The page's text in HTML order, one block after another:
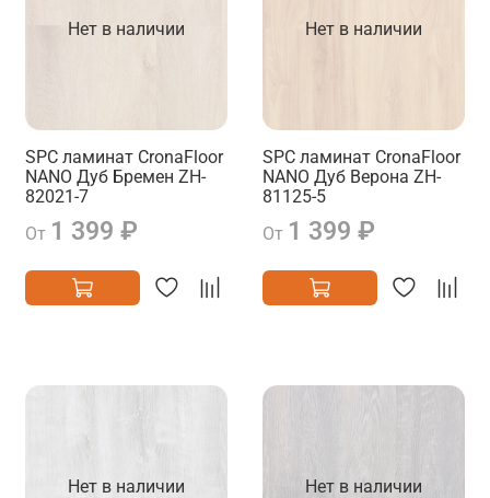
Нет в наличии
SPC ламинат CronaFloor
NANO Дуб Бремен ZH-
82021-7
От 1 399 ₽
Нет в наличии
SPC ламинат CronaFloor
NANO Дуб Верона ZH-
81125-5
От 1 399 ₽
Нет в наличии Нет в наличии